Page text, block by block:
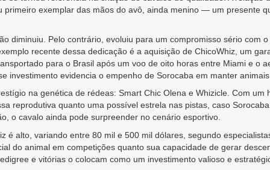
primeiro exemplar das mãos do avô, ainda menino — um presente
diminuiu. Pelo contrário, evoluiu para um compromisso sério com
recente dessa dedicação é a aquisição de ChicoWhiz, um
para o Brasil após um voo de oito horas entre Miami e o
investimento evidencia o empenho de Sorocaba em manter
na genética de rédeas: Smart Chic Olena e Whizicle. Com um
reprodutiva quanto uma possível estrela nas pistas, caso
o cavalo ainda pode surpreender no cenário esportivo.
é alto, variando entre 80 mil e 500 mil dólares, segundo
do animal em competições quanto sua capacidade de gerar
e vitórias o colocam como um investimento valioso e